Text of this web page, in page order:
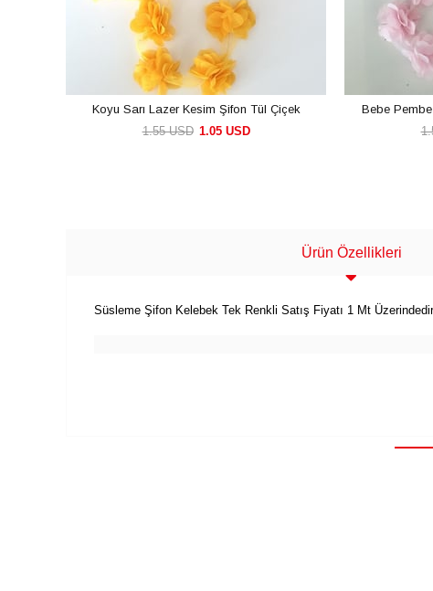
Koyu Sarı Lazer Kesim Şifon Tül Çiçek
1.05 USD
1.55 USD
Bebe
Ürün Özellikleri
Süsleme Şifon Kelebek Tek Renkli Satış Fiyatı 1 Mt